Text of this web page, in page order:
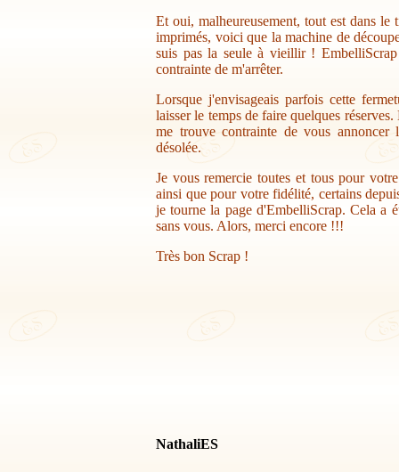
Et oui, malheureusement, tout est dans
imprimés, voici que la machine de
suis pas la seule à vieillir !
contrainte de m'arrêter.
Lorsque j'envisageais parfois cette
laisser le temps de faire quelques
me trouve contrainte de vous annoncer
désolée.
Je vous remercie toutes et tous pour
ainsi que pour votre fidélité, certains
je tourne la page d'EmbelliScrap. Cela a
sans vous. Alors, merci encore !!!
Très bon Scrap !
NathaliES